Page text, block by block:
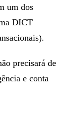
um dos
DICT
precisará de
e conta